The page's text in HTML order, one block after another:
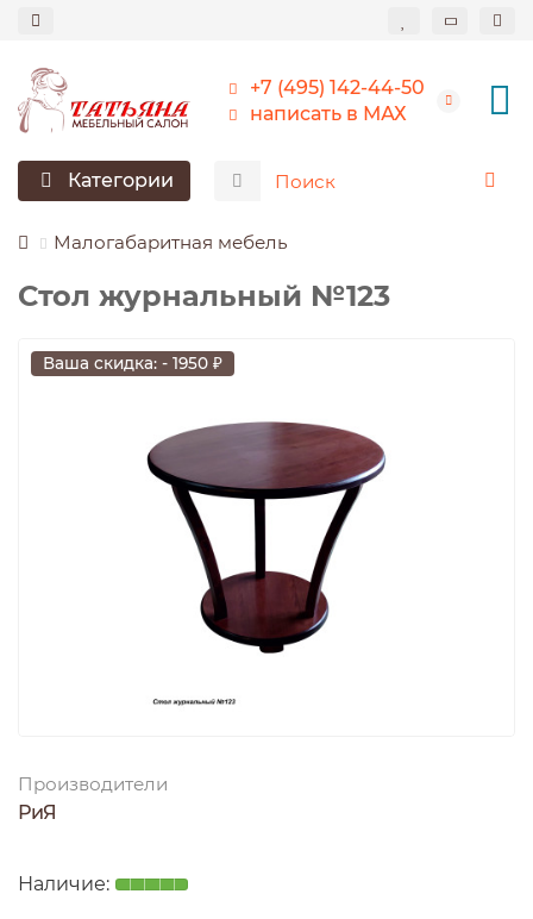
+7 (495) 142-44-50
написать в МАХ
Категории
Малогабаритная мебель
Стол журнальный №123
Ваша скидка: - 1950 ₽
Производители
РиЯ